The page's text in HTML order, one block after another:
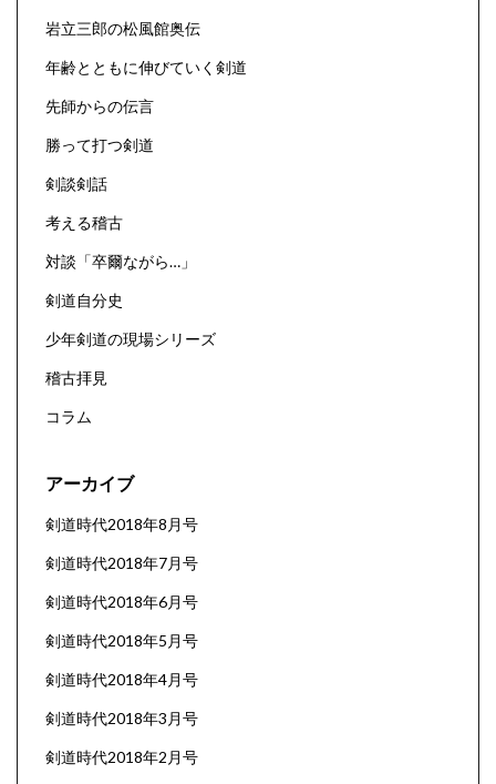
岩立三郎の松風館奥伝
年齢とともに伸びていく剣道
先師からの伝言
勝って打つ剣道
剣談剣話
考える稽古
対談「卒爾ながら…」
剣道自分史
少年剣道の現場シリーズ
稽古拝見
コラム
アーカイブ
剣道時代2018年8月号
剣道時代2018年7月号
剣道時代2018年6月号
剣道時代2018年5月号
剣道時代2018年4月号
剣道時代2018年3月号
剣道時代2018年2月号